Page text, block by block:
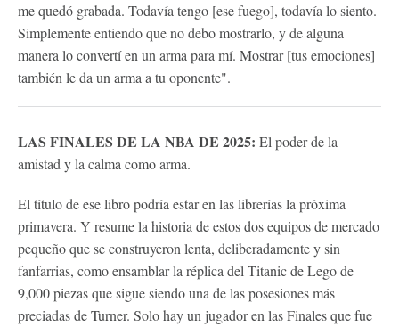
me quedó grabada. Todavía tengo [ese fuego], todavía lo siento.
Simplemente entiendo que no debo mostrarlo, y de alguna
manera lo convertí en un arma para mí. Mostrar [tus emociones]
también le da un arma a tu oponente".
LAS FINALES DE LA NBA DE 2025: El poder de la
amistad y la calma como arma.
El título de ese libro podría estar en las librerías la próxima
primavera. Y resume la historia de estos dos equipos de mercado
pequeño que se construyeron lenta, deliberadamente y sin
fanfarrias, como ensamblar la réplica del Titanic de Lego de
9,000 piezas que sigue siendo una de las posesiones más
preciadas de Turner. Solo hay un jugador en las Finales que fue